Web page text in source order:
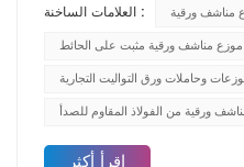
تستكشف هذه المقالة ارتفاعات
الرئيسية المؤثرة على وضع
لقانون الأمريكيين ذوي
الإعاقة (ADA)، يجب ألا يزيد ارتفاع أعلى جزء قابل للتشغيل
من موزع مناديل ورقية عن ١٢٢ سم (٤٨ بوصة) فوق الأرض.
قد يلزم إجراء تعديلات
العلامات الساخنة :
مناشف ورقية
موزع مناشف ورقية مثبت على الحائط
وحاملات ورق التواليت التجارية
ورقية من الفولاذ المقاوم للصدأ